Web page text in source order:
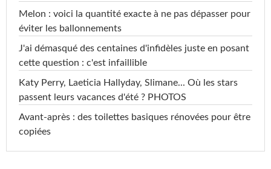
Melon : voici la quantité exacte à ne pas dépasser pour
éviter les ballonnements
J'ai démasqué des centaines d'infidèles juste en posant
cette question : c'est infaillible
Katy Perry, Laeticia Hallyday, Slimane... Où les stars
passent leurs vacances d'été ? PHOTOS
Avant-après : des toilettes basiques rénovées pour être
copiées